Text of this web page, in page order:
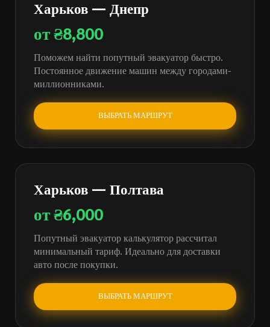
Харьков — Днепр
от ₴8,800
Поможем найти попутный эвакуатор быстро.
Постоянное движение машин между городами-
миллионниками.
ВЫБРАТЬ МАРШРУТ
Харьков — Полтава
от ₴6,000
Попутный эвакуатор калькулятор рассчитал
минимальный тариф. Идеально для доставки
авто после покупки.
ВЫБРАТЬ МАРШРУТ